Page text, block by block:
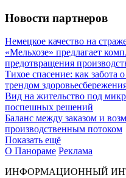
Новости партнеров
Немецкое качество на
«Мельхозе» предлагает
предотвращения
Тихое спасение: как забота
трендом
Вид на жительство под
поспешных решений
Баланс между заказом и
производственным потоком
Показать ещё
О Панораме Реклама
ИНФОРМАЦИОННЫЙ